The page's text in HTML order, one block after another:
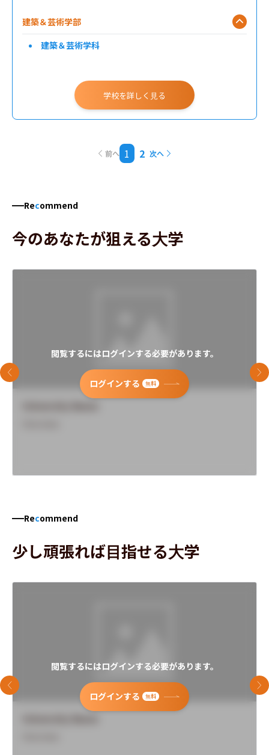
建築＆芸術学部
建築＆芸術学科
学校を詳しく見る
前へ 1 2 次へ
Recommend
今のあなたが狙える大学
閲覧するにはログインする必要があります。
ログインする 無料
前のスライド 次
Recommend
少し頑張れば目指せる大学
閲覧するにはログインする必要があります。
ログインする 無料
前のスライド 次